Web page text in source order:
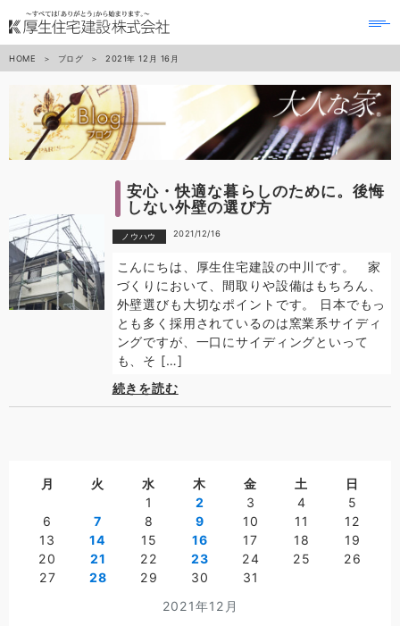
HOME ブログ 2021年 12月 16月
安心・快適な暮らしのために。後悔
しない外壁の選び方
ノウハウ 2021/12/16
こんにちは、厚生住宅建設の中川です。 家
づくりにおいて、間取りや設備はもちろん、
外壁選びも大切なポイントです。 日本でもっ
とも多く採用されているのは窯業系サイディ
ングですが、一口にサイディングといって
も、そ […]
続きを読む
2021年12月
月 火 水 木 金 土
日
1
2 3 4
5
6
7 8 9 10 11
12
13
14 15 16 17 18
19
20
21 22 23 24 25
26
27
28 29 30 31